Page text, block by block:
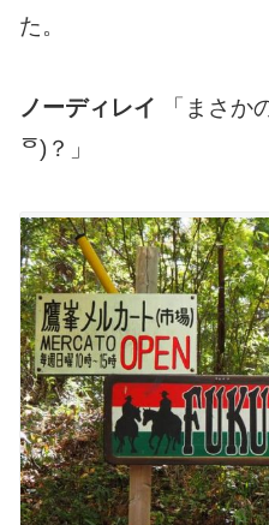
た。
ノーディレイ 「まさか
ᅙ)？」